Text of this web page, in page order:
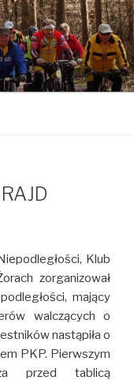
Klub
zorganizował
mający
walczących o
nastąpiła o
PKP. Pierwszym
przed tablicą